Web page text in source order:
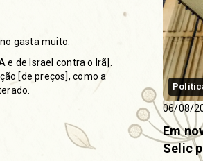
gasta muito.
e de Israel contra o Irã].
[de preços], como a
06/08/
Em
Selic